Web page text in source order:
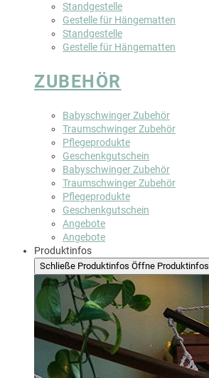
Standgestelle
Gestelle für Hängematten
Standgestelle
Gestelle für Hängematten
ZUBEHÖR
Babyschwinger Zubehör
Traumschwinger Zubehör
Pflegeprodukte
Geschenkgutschein
Babyschwinger Zubehör
Traumschwinger Zubehör
Pflegeprodukte
Geschenkgutschein
Angebote
Angebote
Produktinfos
Schließe Produktinfos Öffne Produktinfos